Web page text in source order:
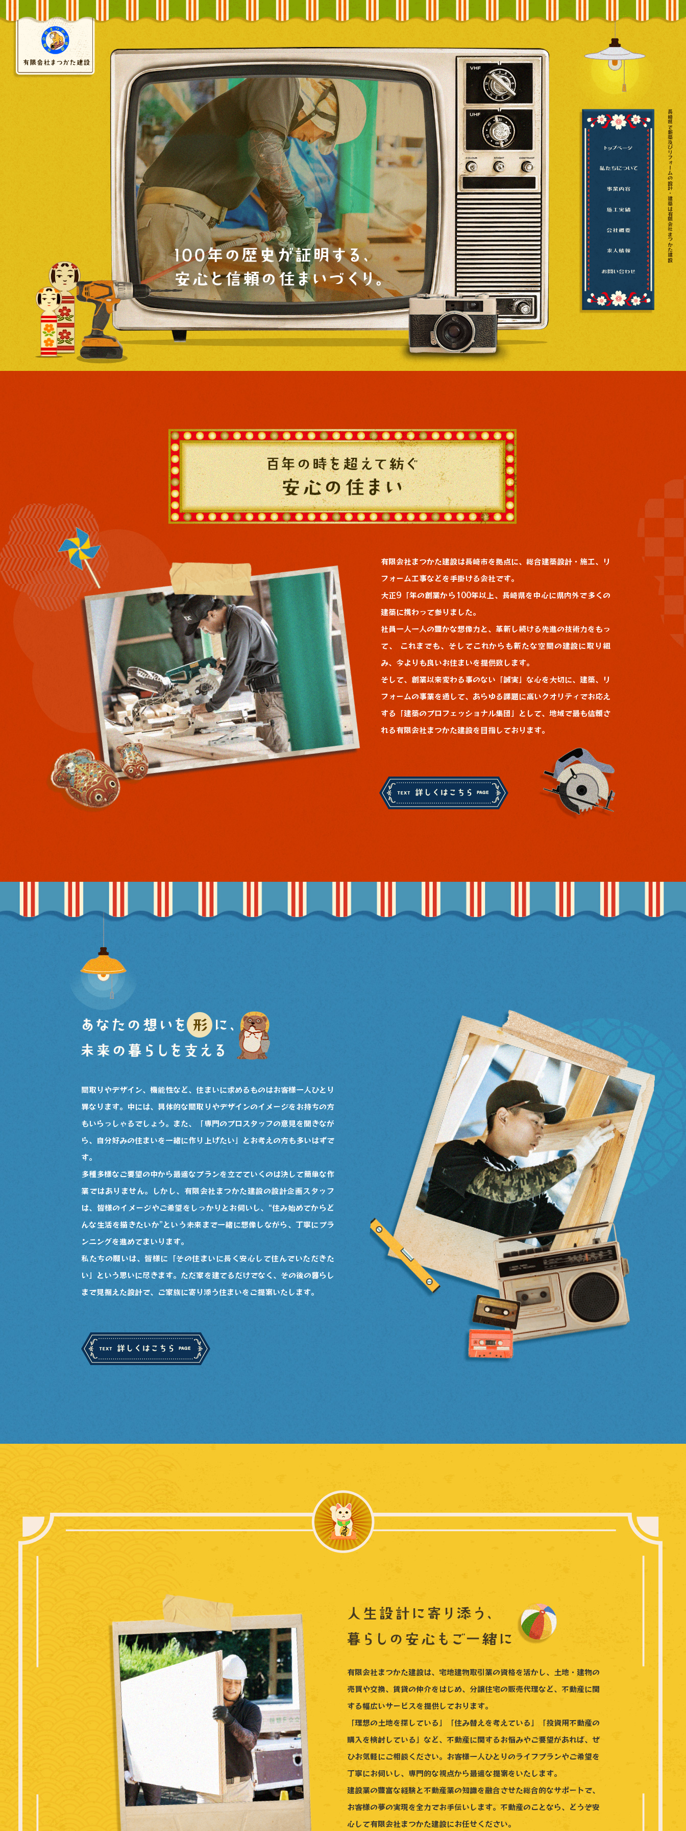
長崎県で新築及びリフォームの設計・建築は有限会社まつかた建設
有限会社まつかた建設は長崎市を拠点に、総合建築設計・施工、リ
フォーム工事などを手掛ける会社です。
大正9「年の創業から100年以上、長崎県を中心に県内外で多くの
建築に携わって参りました。
社員一人一人の豊かな想像力と、革新し続ける先進の技術力をもっ
て、 これまでも、そしてこれからも新たな空間の建設に取り組
み、今よりも良いお住まいを提供致します。
そして、創業以来変わる事のない「誠実」な心を大切に、建築、リ
フォームの事業を通して、あらゆる課題に高いクオリティでお応え
する「建築のプロフェッショナル集団」として、地域で最も信頼さ
れる有限会社まつかた建設を目指しております。
間取りやデザイン、機能性など、住まいに求めるものはお客様一人ひとり
異なります。中には、具体的な間取りやデザインのイメージをお持ちの方
もいらっしゃるでしょう。また、「専門のプロスタッフの意見を聞きなが
ら、自分好みの住まいを一緒に作り上げたい」とお考えの方も多いはずで
す。
多種多様なご要望の中から最適なプランを立てていくのは決して簡単な作
業ではありません。しかし、有限会社まつかた建設の設計企画スタッフ
は、皆様のイメージやご希望をしっかりとお伺いし、“住み始めてからど
んな生活を描きたいか”という未来まで一緒に想像しながら、丁寧にプラ
ンニングを進めてまいります。
私たちの願いは、皆様に「その住まいに長く安心して住んでいただきた
い」という思いに尽きます。ただ家を建てるだけでなく、その後の暮らし
まで見据えた設計で、ご家族に寄り添う住まいをご提案いたします。
有限会社まつかた建設は、宅地建物取引業の資格を活かし、土地・建物の
売買や交換、賃貸の仲介をはじめ、分譲住宅の販売代理など、不動産に関
する幅広いサービスを提供しております。
「理想の土地を探している」「住み替えを考えている」「投資用不動産の
購入を検討している」など、不動産に関するお悩みやご要望があれば、ぜ
ひお気軽にご相談ください。お客様一人ひとりのライフプランやご希望を
丁寧にお伺いし、専門的な視点から最適な提案をいたします。
建設業の豊富な経験と不動産業の知識を融合させた総合的なサポートで、
お客様の夢の実現を全力でお手伝いします。不動産のことなら、どうぞ安
心して有限会社まつかた建設にお任せください。